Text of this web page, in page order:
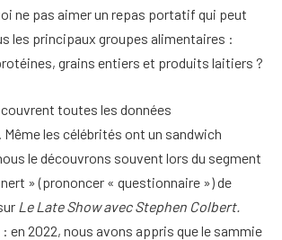
ne pas aimer un repas portatif qui peut
les principaux groupes alimentaires :
grains entiers et produits laitiers ?
toutes les données
les célébrités ont un sandwich
le découvrons souvent lors du segment
» (prononcer « questionnaire ») de
Le Late Show avec Stephen Colbert.
en 2022, nous avons appris que le sammie